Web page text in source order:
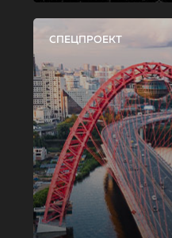
СПЕЦПРОЕКТ